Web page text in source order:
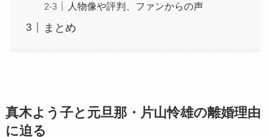
人物像や評判、ファンからの声
まとめ
真木よう子と元旦那・片山怜雄の離婚理由
に迫る